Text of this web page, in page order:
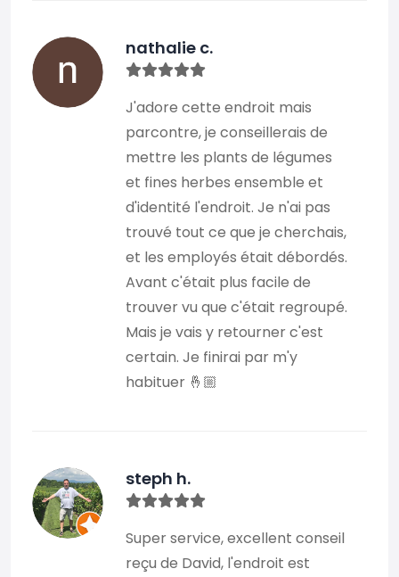
nathalie c.
J'adore cette endroit mais
parcontre, je conseillerais de
mettre les plants de légumes
et fines herbes ensemble et
d'identité l'endroit. Je n'ai pas
trouvé tout ce que je cherchais,
et les employés était débordés.
Avant c'était plus facile de
trouver vu que c'était regroupé.
Mais je vais y retourner c'est
certain. Je finirai par m'y
habituer 🤞🏼
steph h.
Super service, excellent conseil
reçu de David, l'endroit est